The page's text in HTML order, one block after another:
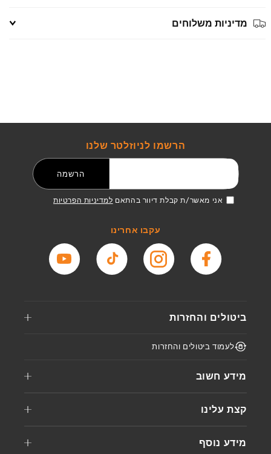
מדיניות משלוחים
הרשמו לניוזלטר שלנו
הרשמה
אני מאשר/ת קבלת דיוור בהתאם למדיניות הפרטיות
עקבו אחרינו
פייסבוק אינסטגרם טיקטוק יוטיוב
ביטולים והחזרות
לעמוד ביטולים והחזרות
מידע חשוב
קצת עלינו
מידע נוסף